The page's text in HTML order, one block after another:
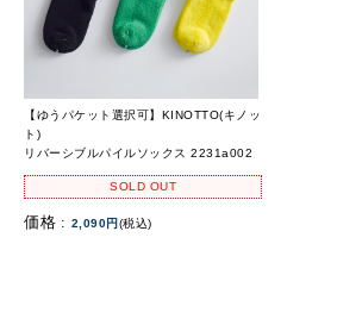
【ゆうパケット選択可】KINOTTO(キノッ
ト)
リバーシブルパイルソックス 2231a002
SOLD OUT
価格 : 2,090円(税込)